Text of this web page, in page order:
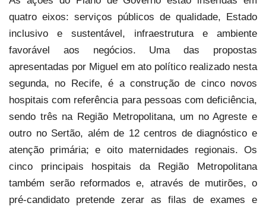
quatro eixos: serviços públicos de qualidade, Estado
inclusivo e sustentável, infraestrutura e ambiente
favorável aos negócios. Uma das propostas
apresentadas por Miguel em ato político realizado nesta
segunda, no Recife, é a construção de cinco novos
hospitais com referência para pessoas com deficiência,
sendo três na Região Metropolitana, um no Agreste e
outro no Sertão, além de 12 centros de diagnóstico e
atenção primária; e oito maternidades regionais. Os
cinco principais hospitais da Região Metropolitana
também serão reformados e, através de mutirões, o
pré-candidato pretende zerar as filas de exames e